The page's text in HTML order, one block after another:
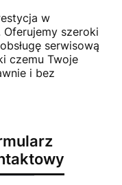
w
szeroki
serwisową
czemu Twoje
i bez